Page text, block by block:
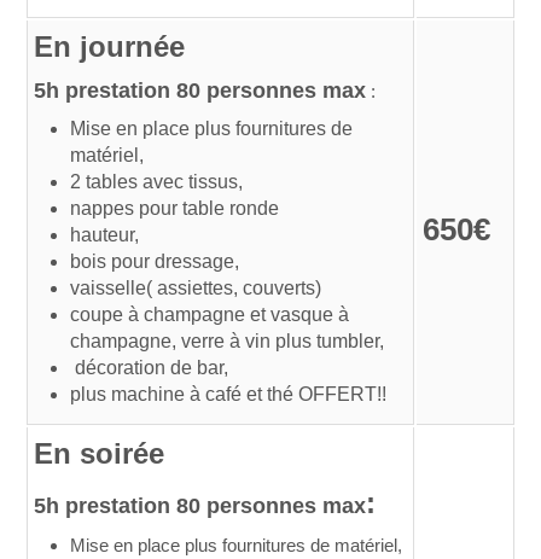
En journée
5h prestation 80 personnes max :
Mise en place plus fournitures de
matériel,
2 tables avec tissus,
nappes pour table ronde
hauteur,
bois pour dressage,
vaisselle( assiettes, couverts)
coupe à champagne et vasque à
champagne, verre à vin plus tumbler,
décoration de bar,
plus machine à café et thé OFFERT!!
650€
En soirée
5h prestation 80 personnes max:
Mise en place plus fournitures de matériel,